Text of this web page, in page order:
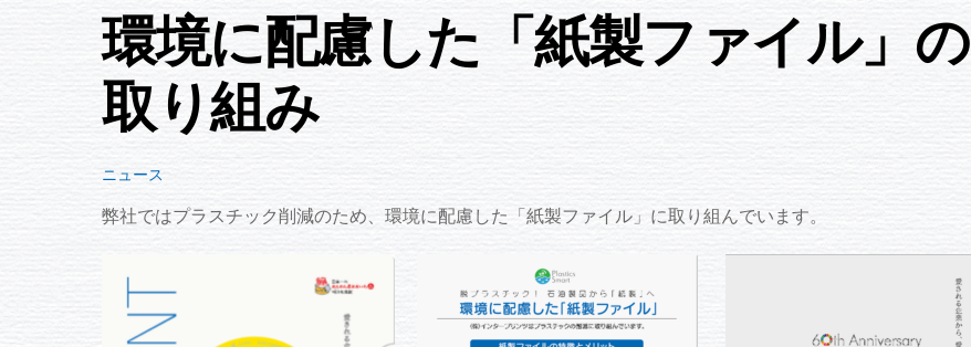
環境に配慮した「紙製ファイル」の
取り組み
ニュース
弊社ではプラスチック削減のため、環境に配慮した「紙製ファイル」に取り組んでいます。